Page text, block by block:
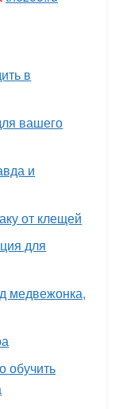
в
вашего
и
от клещей
для
медвежонка,
обучить